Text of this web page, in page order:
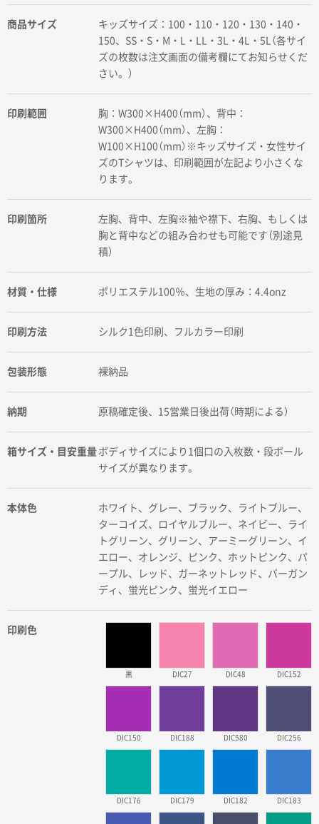
商品サイズ
キッズサイズ：100・110・120・130・140・
150、SS・S・M・L・LL・3L・4L・5L（各サイ
ズの枚数は注文画面の備考欄にてお知らせくだ
さい。）
印刷範囲
胸：W300×H400（mm）、背中：
W300×H400（mm）、左胸：
W100×H100（mm）※キッズサイズ・女性サイ
ズのTシャツは、印刷範囲が左記より小さくな
ります。
印刷箇所
左胸、背中、左胸※袖や襟下、右胸、もしくは
胸と背中などの組み合わせも可能です（別途見
積）
材質・仕様 ポリエステル100％、生地の厚み：4.4onz
印刷方法 シルク1色印刷、フルカラー印刷
包装形態 裸納品
納期 原稿確定後、15営業日後出荷（時期による）
箱サイズ・目安重量 ボディサイズにより1個口の入枚数・段ボール
サイズが異なります。
本体色
ホワイト、グレー、ブラック、ライトブルー、
ターコイズ、ロイヤルブルー、ネイビー、ライ
トグリーン、グリーン、アーミーグリーン、イ
エロー、オレンジ、ピンク、ホットピンク、パ
ープル、レッド、ガーネットレッド、バーガン
ディ、蛍光ピンク、蛍光イエロー
印刷色
黒 DIC27 DIC48 DIC152
DIC150 DIC188 DIC580 DIC256
DIC176 DIC179 DIC182 DIC183